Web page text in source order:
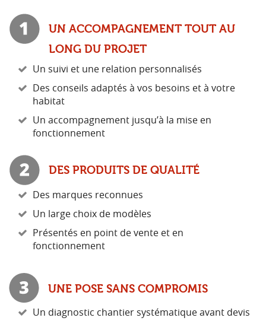
UN ACCOMPAGNEMENT TOUT AU
LONG DU PROJET
Un suivi et une relation personnalisés
Des conseils adaptés à vos besoins et à votre
habitat
Un accompagnement jusqu’à la mise en
fonctionnement
DES PRODUITS DE QUALITÉ
Des marques reconnues
Un large choix de modèles
Présentés en point de vente et en
fonctionnement
UNE POSE SANS COMPROMIS
Un diagnostic chantier systématique avant devis